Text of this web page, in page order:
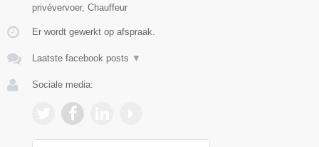
privévervoer, Chauffeur
Er wordt gewerkt op afspraak.
Laatste facebook posts ▼
Sociale media: